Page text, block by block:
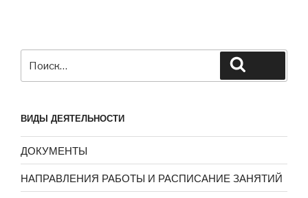
ВИДЫ ДЕЯТЕЛЬНОСТИ
ДОКУМЕНТЫ
НАПРАВЛЕНИЯ РАБОТЫ И РАСПИСАНИЕ ЗАНЯТИЙ